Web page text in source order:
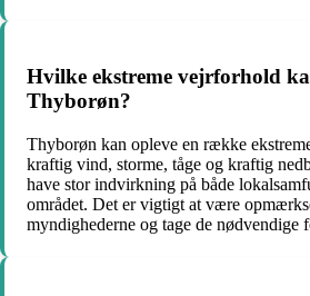
Hvilke ekstreme vejrforhold
Thyborøn?
Thyborøn kan opleve en række
kraftig vind, storme, tåge og kraftig
have stor indvirkning på både
området. Det er vigtigt at være
myndighederne og tage de nødvendige